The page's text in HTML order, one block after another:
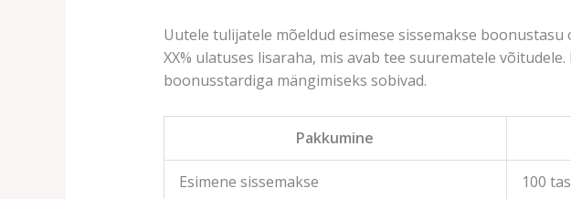
Uutele tulijatele mõeldud esimese sissemakse
XX% ulatuses lisaraha, mis avab tee suurematele
boonusstardiga mängimiseks sobivad.
Pakkumine
Esimene sissemakse 100